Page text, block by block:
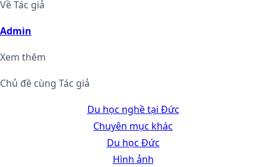
Về Tác giả
Admin
Xem thêm
Chủ đề cùng Tác giả
Du học nghề tại Đức
Chuyên mục khác
Du học Đức
Hình ảnh